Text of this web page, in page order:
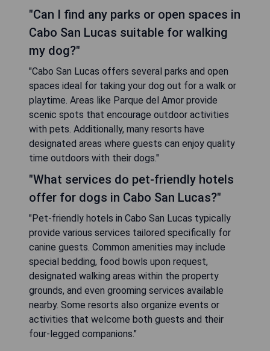
"Can I find any parks or open spaces in
Cabo San Lucas suitable for walking
my dog?"
"Cabo San Lucas offers several parks and open
spaces ideal for taking your dog out for a walk or
playtime. Areas like Parque del Amor provide
scenic spots that encourage outdoor activities
with pets. Additionally, many resorts have
designated areas where guests can enjoy quality
time outdoors with their dogs."
"What services do pet-friendly hotels
offer for dogs in Cabo San Lucas?"
"Pet-friendly hotels in Cabo San Lucas typically
provide various services tailored specifically for
canine guests. Common amenities may include
special bedding, food bowls upon request,
designated walking areas within the property
grounds, and even grooming services available
nearby. Some resorts also organize events or
activities that welcome both guests and their
four-legged companions."